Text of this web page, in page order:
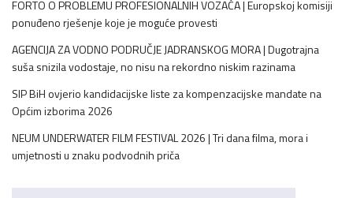
FORTO O PROBLEMU PROFESIONALNIH VOZAČA | Europskoj komisiji
ponuđeno rješenje koje je moguće provesti
AGENCIJA ZA VODNO PODRUČJE JADRANSKOG MORA | Dugotrajna
suša snizila vodostaje, no nisu na rekordno niskim razinama
SIP BiH ovjerio kandidacijske liste za kompenzacijske mandate na
Općim izborima 2026
NEUM UNDERWATER FILM FESTIVAL 2026 | Tri dana filma, mora i
umjetnosti u znaku podvodnih priča